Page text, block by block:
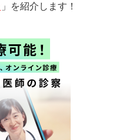
」を紹介します！